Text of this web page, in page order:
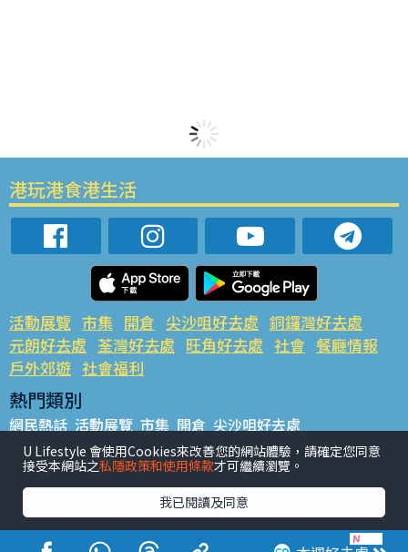
港玩港食港生活
活動展覽 市集 開倉 尖沙咀好去處 銅鑼灣好去處
元朗好去處 荃灣好去處 旺角好去處 社會 餐廳情報
戶外郊遊 社會福利
熱門類別
網民熱話 活動展覽 市集 開倉 尖沙咀好去處
銅鑼灣好去處 元朗好去處 荃灣好去處 旺角好去處 社會
餐廳情報 戶外郊遊
熱門標籤
#UGO搵好去處 #人氣活動推介 #美食社群熱話
#親子玩樂好去處
#ULifestyle應用程式 #限時搶
U Lifestyle 會使用Cookies來改善您的網站體驗，請確定您同意
接受本網站之私隱政策和使用條款才可繼續瀏覽。
我已閱讀及同意